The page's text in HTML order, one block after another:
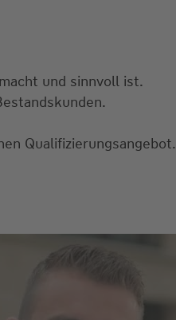
und sinnvoll ist.
Qualifizierungsangebot.